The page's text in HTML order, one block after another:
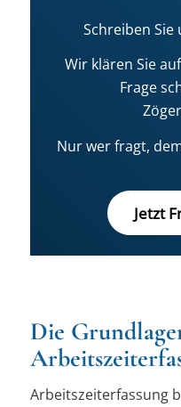
Schreiben Sie
Wir klären Sie
Frage
Nur wer fragt,
Jetzt
Die
Arbeitszeiterfassung